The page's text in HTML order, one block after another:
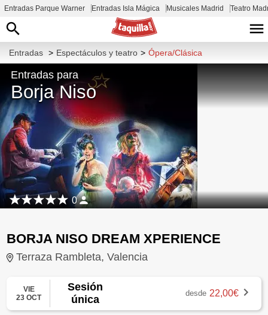
Entradas Parque Warner Entradas Isla Mágica Musicales Madrid Teatro
Entradas > Espectáculos y teatro > Ópera/Clásica
Entradas para
Borja Niso
0
BORJA NISO DREAM XPERIENCE
Terraza Rambleta, Valencia
VIE
23 OCT
Sesión
única
desde 22,00€